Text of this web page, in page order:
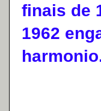
finais de
1962